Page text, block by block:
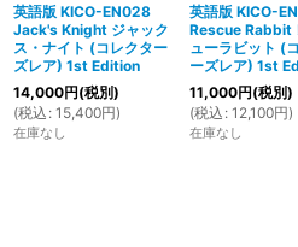
英語版 KICO-EN028
Jack's Knight ジャック
ス・ナイト (コレクター
ズレア) 1st Edition
14,000円(税別)
(税込 : 15,400円)
在庫なし
英語版 KICO-
Rescue Rabbit
ューラビット (
ーズレア) 1st
11,000円(税別)
(税込 : 12,100円)
在庫なし